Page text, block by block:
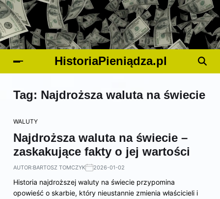
HistoriaPieniądza.pl
Tag: Najdroższa waluta na świecie
WALUTY
Najdroższa waluta na świecie –
zaskakujące fakty o jej wartości
AUTOR:BARTOSZ TOMCZYK 2026-01-02
Historia najdroższej waluty na świecie przypomina
opowieść o skarbie, który nieustannie zmienia właścicieli i